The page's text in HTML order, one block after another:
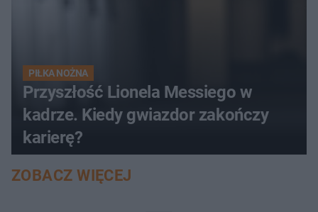
PIŁKA NOŻNA
Przyszłość Lionela Messiego w
kadrze. Kiedy gwiazdor zakończy
karierę?
ZOBACZ WIĘCEJ